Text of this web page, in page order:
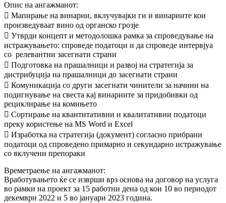
Опис на ангажманот:
 Мапирање на винарии, вклучувајки ги и винариите кои
произведуваат вино од органско грозје
 Утврди концепт и методолошка рамка за спроведување на
истражувањето: спроведе податоци и да спроведе интервјуа
со релевантни засегнати страни
 Подготовка на прашалници и развој на стратегија за
дистрибуција на прашалници до засегнати страни
 Комуникација со други засегнати чинители за начини на
подигнување на свеста кај винариите за придобивки од
рециклирање на комињето
 Сортирање на квантитативни и квалитативни податоци
преку користење на МS Word и Еxcel
 Изработка на стратегија (документ) согласно прибрани
податоци од спроведено примарно и секундарно истражување
со вклучени препораки
Времетраење на ангажманот:
Вработувањето ќе се изврши врз основа на договор на услуга
во рамки на проект за 15 работни дена од кои 10 во периодот
декември 2022 и 5 во јануари 2023 година.